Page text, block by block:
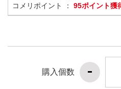
コメリポイント ： 95ポイント獲
購入個数